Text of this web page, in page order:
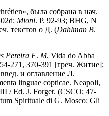
была собрана в нач.
Mioni. P. 92-93; BHG, N
текстов о Д. (Dahlman B.
Pereira F. M. Vida do Abba
271, 370-391 [греч. Житие];
и оглавление Л.
linguae copticae. Neapoli,
/ Ed. J. Forget. (CSCO; 47-
Spirituale di G. Mosco: Gli